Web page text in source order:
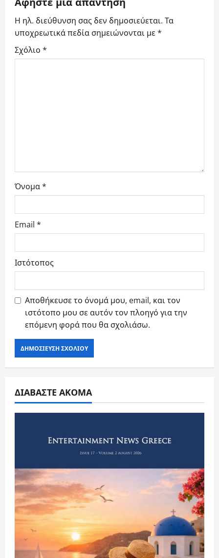
i
g
a
Η ηλ. διεύθυνση σας δεν δημοσιεύεται. Τα
υποχρεωτικά πεδία σημειώνονται με*
Σχόλιο *
Όνομα*
Email *
Ιστότοπος
Αποθήκευσε το όνομά μου, email, και τον
ιστότοπο μου σε αυτόν τον πλοηγό για την
επόμενη φορά που θα σχολιάσω.
ΔΙΑΒΑΣΤΕ ΑΚΟΜΑ